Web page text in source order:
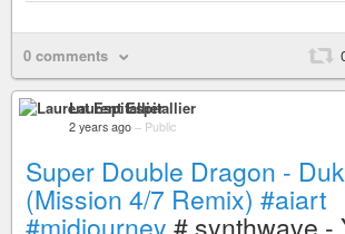
0 comments
Laurent Espitallier
2 years ago – Public
Super Double Dragon -
(Mission 4/7 Remix) #aiart